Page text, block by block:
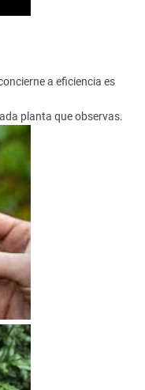
a eficiencia es
planta que observas.